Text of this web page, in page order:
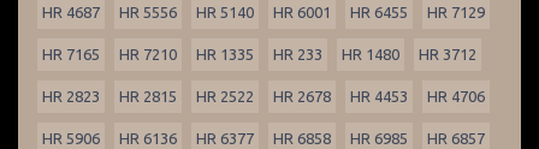
HR 4687 HR 5556 HR 5140 HR 6001 HR 6455 HR 7129
HR 7165 HR 7210 HR 1335 HR 233 HR 1480 HR 3712
HR 2823 HR 2815 HR 2522 HR 2678 HR 4453 HR 4706
HR 5906 HR 6136 HR 6377 HR 6858 HR 6985 HR 6857